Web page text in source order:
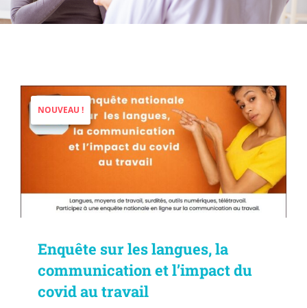
Enquête sur les langues, la
communication et l’impact du
covid au travail